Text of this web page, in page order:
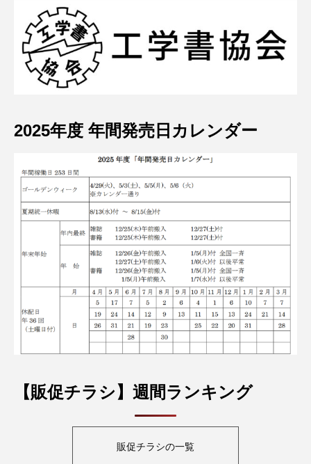
2025年度 年間発売日カレンダー
【販促チラシ】週間ランキング
販促チラシの一覧